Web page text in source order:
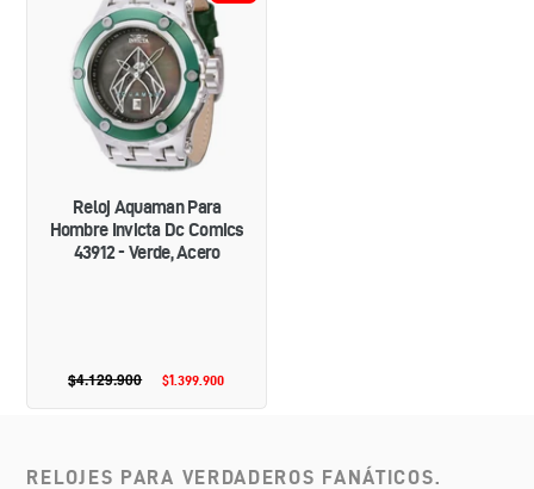
PARA
HOMBRE
INVICTA
DC
COMICS
43912
-
VERDE,
Reloj Aquaman Para
Hombre Invicta Dc Comics
43912 - Verde, Acero
Precio
$1.399.900
Precio
$4.129.900
RELOJES PARA VERDADEROS FANÁTICOS.